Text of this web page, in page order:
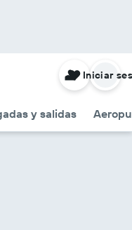
y salidas
Iniciar